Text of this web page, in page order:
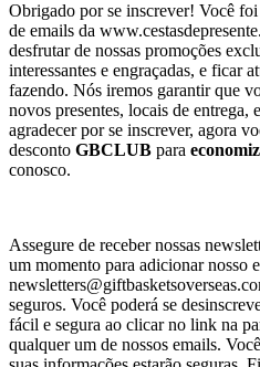
Obrigado por se inscrever! Você
de emails da
desfrutar de nossas promoções
interessantes e engraçadas, e ficar
fazendo. Nós iremos garantir que
novos presentes, locais de
agradecer por se inscrever, agora
desconto GBCLUB para
conosco.
Assegure de receber nossas
um momento para adicionar nosso
seguros. Você poderá se
fácil e segura ao clicar no link na
qualquer um de nossos emails.